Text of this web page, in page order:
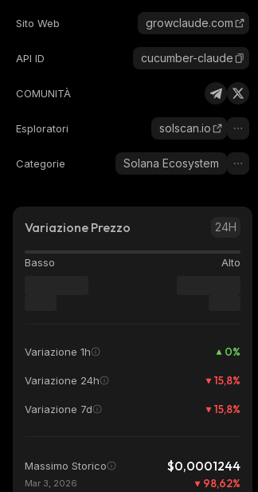
Sito Web growclaude.com
API ID cucumber-claude
COMUNITÀ
Esploratori solscan.io
Categorie Solana Ecosystem
Variazione Prezzo 24H
Basso Alto
Variazione 1h 0%
Variazione 24h 15,8%
Variazione 7d 15,8%
Massimo Storico $0,0001244
Mar 3, 2026 98,62%